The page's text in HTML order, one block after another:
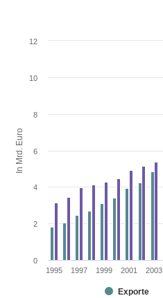
In Mrd. Euro
Exporte
1995 1997 1999 2001 2003
0
2
4
6
8
10
12